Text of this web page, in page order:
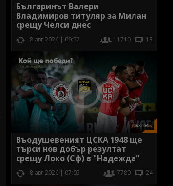
Българинът Валери
Владимиров титуляр за Милан
срещу Челси днес
8 авг 2026 | 09:57 11710 13
Въодушевеният ЦСКА 1948 ще
търси нов добър резултат
срещу Локо (Сф) в "Надежда"
8 авг 2026 | 07:05 7780 24